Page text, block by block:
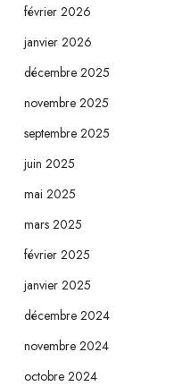
février 2026
janvier 2026
décembre 2025
novembre 2025
septembre 2025
juin 2025
mai 2025
mars 2025
février 2025
janvier 2025
décembre 2024
novembre 2024
octobre 2024